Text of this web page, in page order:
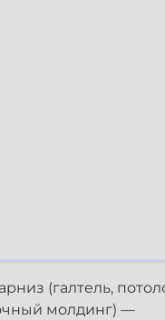
(галтель,
молдинг) —